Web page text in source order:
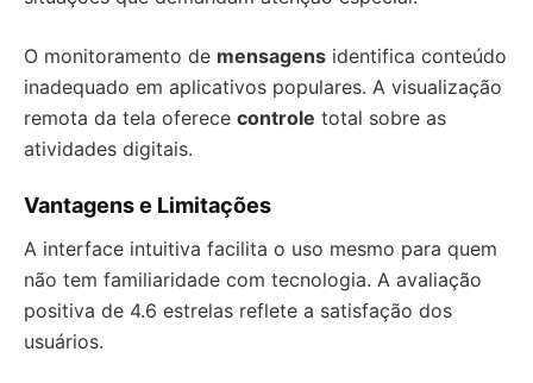
O monitoramento de mensagens identifica conteúdo
inadequado em aplicativos populares. A visualização
remota da tela oferece controle total sobre as
atividades digitais.
Vantagens e Limitações
A interface intuitiva facilita o uso mesmo para quem
não tem familiaridade com tecnologia. A avaliação
positiva de 4.6 estrelas reflete a satisfação dos
usuários.